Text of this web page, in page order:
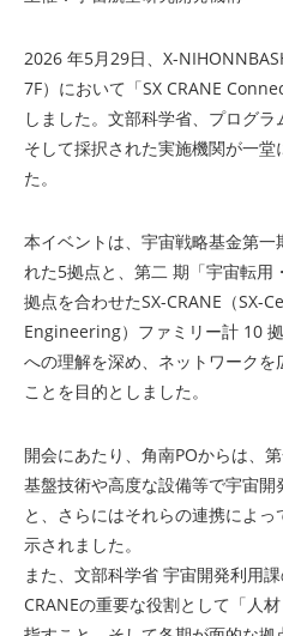
2026 年5月29日、X-
7F）において「SX CRANE
しました。文部科学省、プログラ
そして採択された実施機関が一
た。
本イベントは、宇宙戦略基金第一
れた5拠点と、第二 期「宇宙転用
拠点を合わせたSX-CRANE（SX-
Engineering）ファミリー計 10
への理解を深め、ネットワーク
ことを目的としました。
開会にあたり、角南POからは、
基盤技術や高度な設備等で宇宙
と、さらにはそれらの連携によ
示されました。
また、文部科学省 宇宙開発利用
CRANEの重要な役割として「人